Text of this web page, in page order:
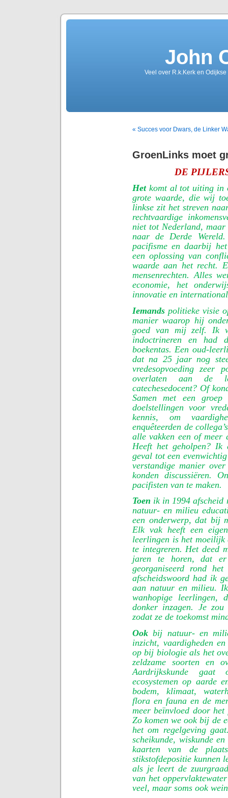
John
Veel over R.k.Kerk en
« Succes voor Dwars, de Linker
GroenLinks moet
DE
Het komt al tot uiting in
grote waarde, die wij
linkse zit het streven
rechtvaardige
niet tot Nederland,
naar de Derde
pacifisme en daarbij
een oplossing van
waarde aan het recht.
mensenrechten. Alles
economie, het
innovatie en
Iemands politieke visie
manier waarop hij
goed van mij zelf. Ik
indoctrineren en had
boekentas. Een oud-
dat na 25 jaar nog
vredesopvoeding zeer
overlaten aan de
catechesedocent? Of
Samen met een
doelstellingen voor
kennis, om
enquêteerden de
alle vakken een of meer
Heeft het geholpen?
geval tot een
verstandige manier
konden discussiëren.
pacifisten van te maken.
Toen ik in 1994 afscheid
natuur- en milieu
een onderwerp, dat bij
Elk vak heeft een
leerlingen is het moeilijk
te integreren. Het deed
jaren te horen, dat er
georganiseerd rond
afscheidswoord had ik
aan natuur en milieu.
wanhopige leerlingen,
donker inzagen. Je zou
zodat ze de toekomst
Ook bij natuur- en
inzicht, vaardigheden
op bij biologie als het
zeldzame soorten en
Aardrijkskunde
ecosystemen op aarde
bodem, klimaat,
flora en fauna en de
meer beïnvloed door
Zo komen we ook bij de
het om regelgeving
scheikunde, wiskunde
kaarten van de
stikstofdepositie kunnen
als je leert de
van het
veel, maar soms ook